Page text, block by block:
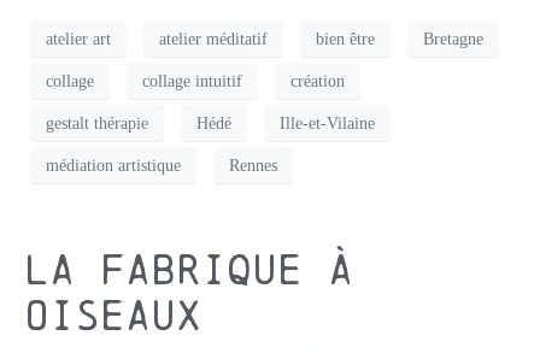
atelier art atelier méditatif bien être Bretagne
collage collage intuitif création
gestalt thérapie Hédé Ille-et-Vilaine
médiation artistique Rennes
La Fabrique à
oiseaux